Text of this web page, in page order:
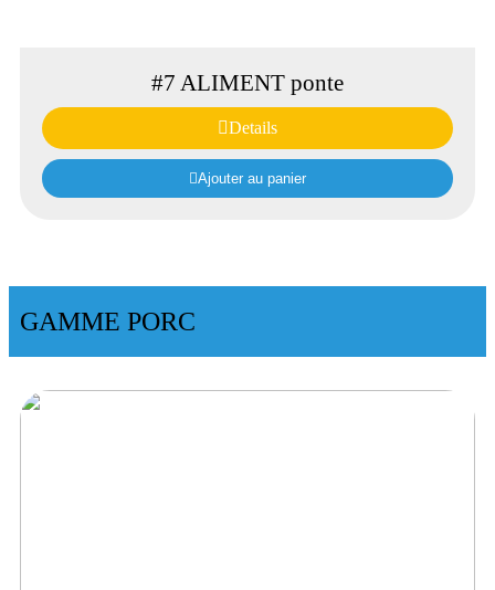
#7 ALIMENT ponte
Details
Ajouter au panier
GAMME PORC